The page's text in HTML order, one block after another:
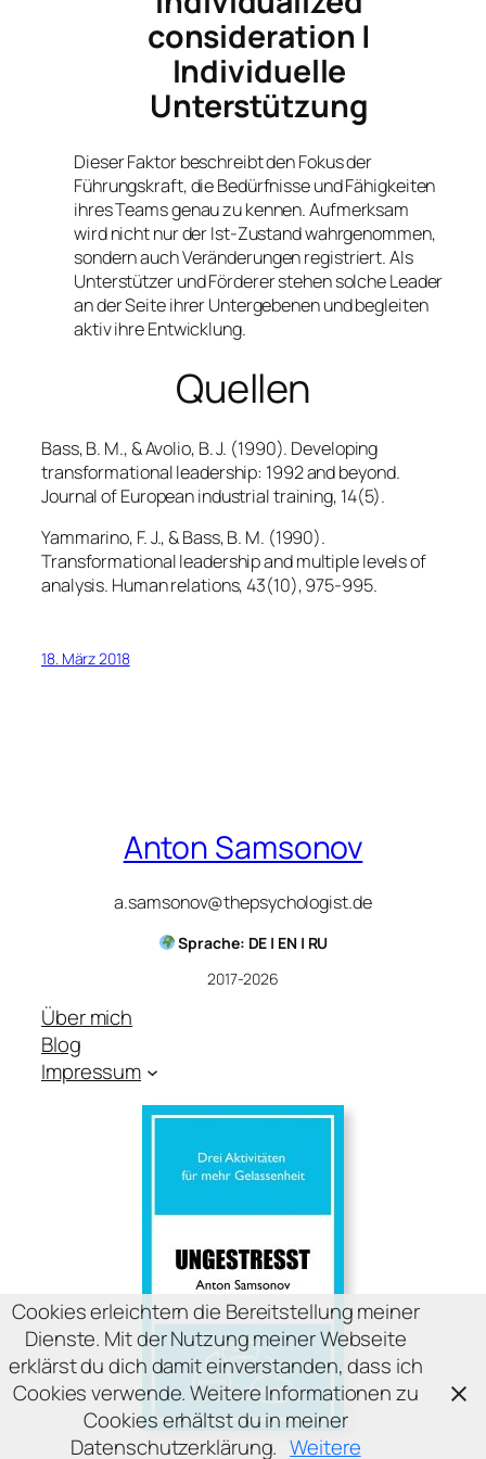
consideration |
Individuelle
Unterstützung
Dieser Faktor beschreibt den Fokus der
Führungskraft, die Bedürfnisse und Fähigkeiten
ihres Teams genau zu kennen. Aufmerksam
wird nicht nur der Ist-Zustand wahrgenommen,
sondern auch Veränderungen registriert. Als
Unterstützer und Förderer stehen solche Leader
an der Seite ihrer Untergebenen und begleiten
aktiv ihre Entwicklung.
Quellen
Bass, B. M., & Avolio, B. J. (1990). Developing
transformational leadership: 1992 and beyond.
Journal of European industrial training, 14(5).
Yammarino, F. J., & Bass, B. M. (1990).
Transformational leadership and multiple levels of
analysis. Human relations, 43(10), 975-995.
18. März 2018
Anton Samsonov
a.samsonov@thepsychologist.de
Sprache: DE | EN | RU
2017-2026
Über mich
Blog
Impressum
Cookies erleichtern die Bereitstellung meiner
Dienste. Mit der Nutzung meiner Webseite
erklärst du dich damit einverstanden, dass ich
Cookies verwende. Weitere Informationen zu
Cookies erhältst du in meiner
Datenschutzerklärung. Weitere